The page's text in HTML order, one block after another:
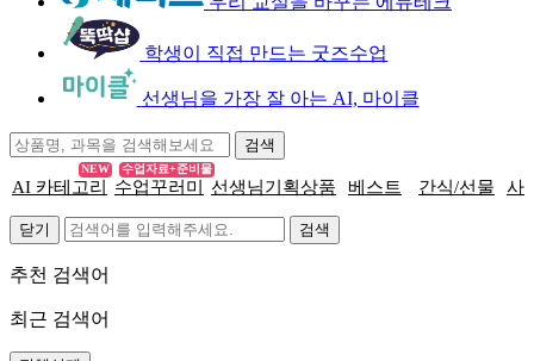
학생이 직접 만드는 굿즈수업
선생님을 가장 잘 아는 AI, 마이클
AI 카테고리
NEW
수업꾸러미
수업자료+준비물
선생님기획상품 베스트 간식/선물 사
닫기
추천 검색어
최근 검색어